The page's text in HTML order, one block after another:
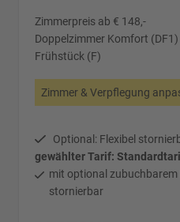
Zimmerpreis ab € 148,-
Doppelzimmer Komfort (DF1)
Frühstück (F)
Zimmer & Verpflegung
Optional: Flexibel
gewählter Tarif:
mit optional zubuchbarem
stornierbar